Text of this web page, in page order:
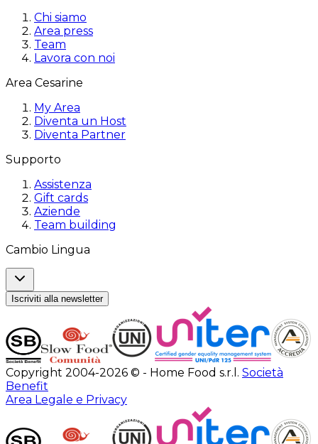
Chi siamo
Area press
Team
Lavora con noi
Area Cesarine
My Area
Diventa un Host
Diventa Partner
Supporto
Assistenza
Gift cards
Aziende
Team building
Cambio Lingua
Iscriviti alla newsletter
Copyright 2004-2026 © - Home Food s.r.l. Società
Benefit
Area Legale e Privacy